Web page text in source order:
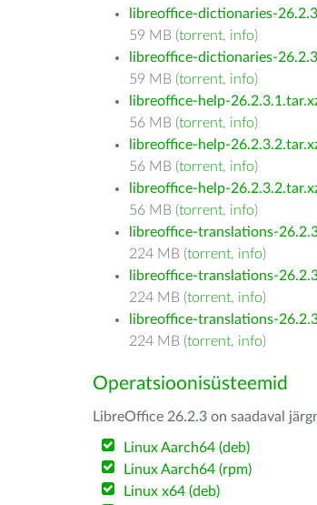
libreoffice-dictionaries-
59 MB (torrent, info)
libreoffice-dictionaries-
59 MB (torrent, info)
libreoffice-help-
56 MB (torrent, info)
libreoffice-help-
56 MB (torrent, info)
libreoffice-help-
56 MB (torrent, info)
libreoffice-translations-
224 MB (torrent, info)
libreoffice-translations-
224 MB (torrent, info)
libreoffice-translations-
224 MB (torrent, info)
Operatsioonisüsteemid
LibreOffice 26.2.3 on saadaval
Linux Aarch64 (deb)
Linux Aarch64 (rpm)
Linux x64 (deb)